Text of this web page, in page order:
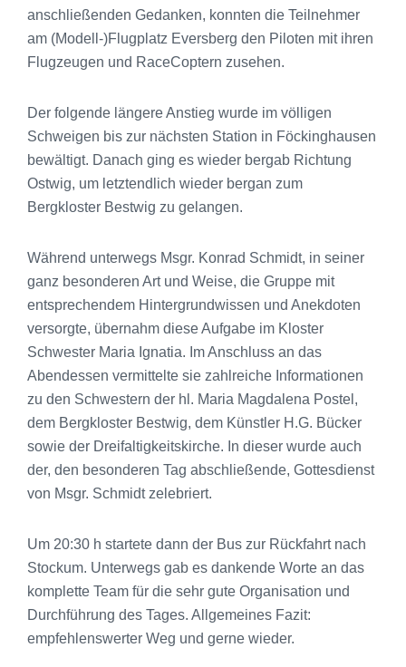
anschließenden Gedanken, konnten die Teilnehmer
am (Modell-)Flugplatz Eversberg den Piloten mit ihren
Flugzeugen und RaceCoptern zusehen.
Der folgende längere Anstieg wurde im völligen
Schweigen bis zur nächsten Station in Föckinghausen
bewältigt. Danach ging es wieder bergab Richtung
Ostwig, um letztendlich wieder bergan zum
Bergkloster Bestwig zu gelangen.
Während unterwegs Msgr. Konrad Schmidt, in seiner
ganz besonderen Art und Weise, die Gruppe mit
entsprechendem Hintergrundwissen und Anekdoten
versorgte, übernahm diese Aufgabe im Kloster
Schwester Maria Ignatia. Im Anschluss an das
Abendessen vermittelte sie zahlreiche Informationen
zu den Schwestern der hl. Maria Magdalena Postel,
dem Bergkloster Bestwig, dem Künstler H.G. Bücker
sowie der Dreifaltigkeitskirche. In dieser wurde auch
der, den besonderen Tag abschließende, Gottesdienst
von Msgr. Schmidt zelebriert.
Um 20:30 h startete dann der Bus zur Rückfahrt nach
Stockum. Unterwegs gab es dankende Worte an das
komplette Team für die sehr gute Organisation und
Durchführung des Tages. Allgemeines Fazit:
empfehlenswerter Weg und gerne wieder.